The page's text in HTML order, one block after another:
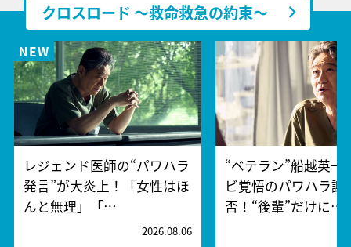
クロスロード ～救命救急の約束～
レジェンド医師の“パワハラ
発言”が大炎上！「女性はほ
んと無理」「…
2026.08.06
“ベテラン”船越英一
ビ覚悟のパワハラ謝
否！“後輩”だけに…